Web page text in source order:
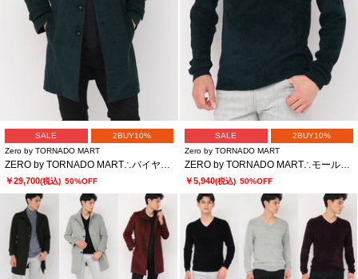
SALE
2BUY10%
Zero by TORNADO MART
￥29,700(税込) 50%OFF
SALE
2BUY10%
Zero by TORNADO MART
￥5,940(税込) 50%OFF